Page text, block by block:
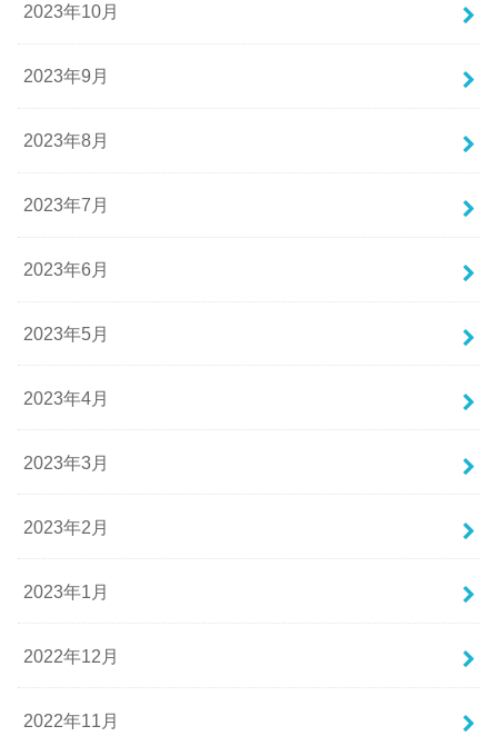
2023年10月
2023年9月
2023年8月
2023年7月
2023年6月
2023年5月
2023年4月
2023年3月
2023年2月
2023年1月
2022年12月
2022年11月